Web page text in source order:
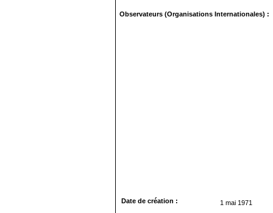
Observateurs (Organisations Internationales)
Date de création : 1 mai 1971